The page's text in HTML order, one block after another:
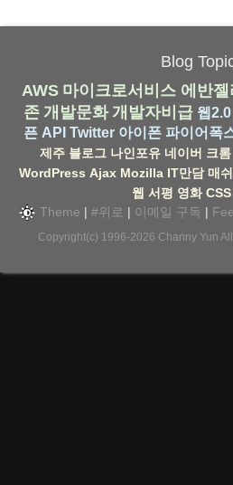
Blog
AWS 마이크로서비스 에반
존 개발문화 개발자비급 웹2.0
픈 API Twitter 아이폰 파이어폭
제주 블로그 나인포유 네이버 크롬
WordPress Ajax Mozilla IT만담 매
웹 서평 영화 CSS
Theme | #위로 | 이메일 구독 |
Copyright(c) 1996-2026 Channy Yun